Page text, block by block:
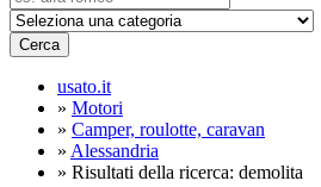
Cerca
usato.it
» Motori
» Camper, roulotte, caravan
» Alessandria
» Risultati della ricerca: demolita